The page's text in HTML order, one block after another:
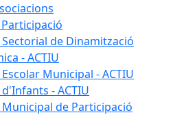
Sectorial de Dinamització
- ACTIU
Municipal - ACTIU
- ACTIU
Municipal de Participació